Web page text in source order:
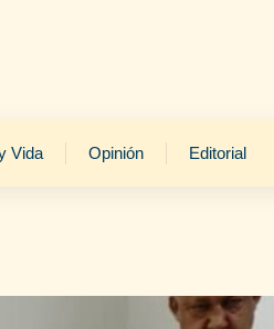
Vida Opinión Editorial